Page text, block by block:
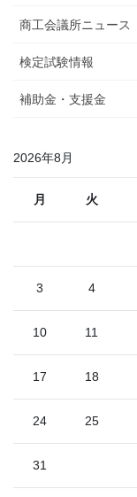
商工会議所ニュース
検定試験情報
補助金・支援金
2026年8月
月 火
3 4
10 11
17 18
24 25
31